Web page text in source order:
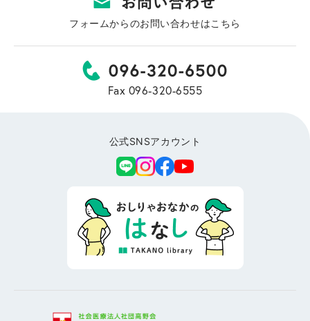
フォームからのお問い合わせはこちら
Fax 096-320-6555
公式SNSアカウント